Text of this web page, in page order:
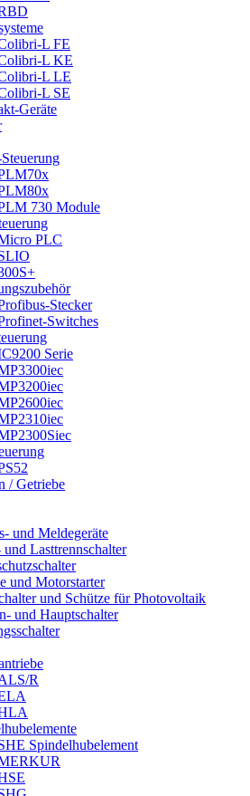
L FE
L KE
L LE
L SE
Geräte
730 Module
PLC
Stecker
Switches
Serie
/ Getriebe
und Meldegeräte
Lasttrennschalter
und Motorstarter
und Schütze für Photovoltaik
und Hauptschalter
R
Spindelhubelement